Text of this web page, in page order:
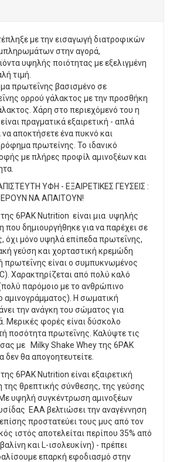
με την εισαγωγή διατροφικών
στην αγορά,
υψηλής ποιότητας με εξελιγμένη
τιμή.
πρωτεΐνης βασισμένο σε
ορρού γάλακτος με την προσθήκη
Χάρη στο περιεχόμενό του η
πραγματικά εξαιρετική - απλά
αποκτήσετε ένα πυκνό και
ρόφημα πρωτείνης. Το ιδανικό
με πλήρες προφίλ αμινοξέων και
ΥΦΗ - ΕΞΑΙΡΕΤΙΚΕΣ ΓΕΥΣΕΙΣ :
ΝΑ ΑΠΑΙΤΟΥΝ!
6PAK Nutrition είναι μια υψηλής
που δημιουργήθηκε για να παρέχει σε
όχι μόνο υψηλά επίπεδα πρωτεΐνης,
γεύση και χορταστική κρεμώδη
είναι ο συμπυκνωμένος
Χαρακτηρίζεται από πολύ καλό
παρόμοιο με το ανθρώπινο
αμινογράμματος). Η σωματική
την ανάγκη του σώματος για
Μερικές φορές είναι δύσκολο
ποσότητα πρωτεΐνης. Καλύψτε τις
με Milky Shake Whey της 6PAK
δεν θα απογοητευτείτε.
6PAK Nutrition είναι εξαιρετική
θρεπτικής σύνθεσης, της γεύσης
υψηλή συγκέντρωση αμινοξέων
ΕΑΑ βελτιώσει την αναγέννηση
προστατεύει τους μυς από τον
ιστός αποτελείται περίπου 35% από
και L-ισολευκίνη) - πρέπει
επαρκή εφοδιασμό στην